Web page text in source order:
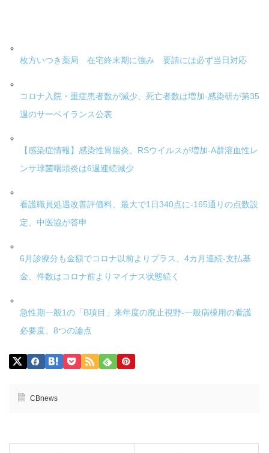
枚方いつき薬局 在宅終末期に強み 要請には必ず当日対応
コロナ入院・重症患者数が減少、死亡者数は増加-感染研が第35
週のサーベイランス公表
【感染症情報】感染性胃腸炎、RSウイルスが増加-A群溶血性レ
ンサ球菌咽頭炎は6週連続減少
看護職員処遇改善評価料、最大で1日340点に-165通りの点数設
定、中医協が答申
6月診療分も金額でコロナ以前よりプラス、4カ月連続-支払基
金、件数はコロナ前よりマイナス状態続く
急性期一般1の「B項目」来年度の廃止視野-一般病棟用の看護
必要度、8つの論点
CBnews